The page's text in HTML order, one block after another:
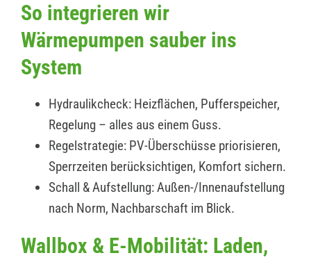
So integrieren wir
Wärmepumpen sauber ins
System
Hydraulikcheck: Heizflächen, Pufferspeicher,
Regelung – alles aus einem Guss.
Regelstrategie: PV-Überschüsse priorisieren,
Sperrzeiten berücksichtigen, Komfort sichern.
Schall & Aufstellung: Außen-/Innenaufstellung
nach Norm, Nachbarschaft im Blick.
Wallbox & E-Mobilität: Laden,